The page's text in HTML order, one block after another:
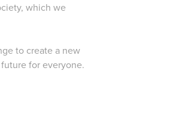
which we
to create a new
for everyone.